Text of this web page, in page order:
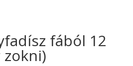
fából 12